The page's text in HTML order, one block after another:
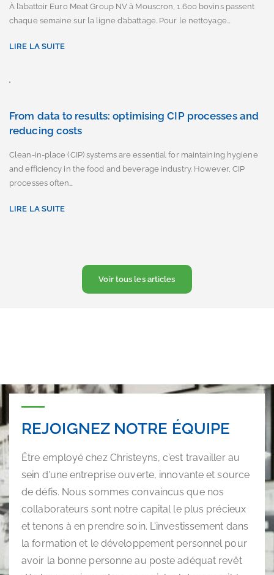
chaque semaine sur la ligne d’abattage. Pour le nettoyage…
reducing costs
and efficiency in the food and beverage industry. However, CIP
processes often…
REJOIGNEZ NOTRE ÉQUIPE
sein d'une entreprise ouverte, innovante et source
de défis. Nous sommes convaincus que nos
collaborateurs sont notre capital le plus précieux
et tenons à en prendre soin. L'investissement dans
la formation et le développement personnel pour
avoir la bonne personne au poste adéquat revêt
dès lors une importance cruciale. Jetez un œil à